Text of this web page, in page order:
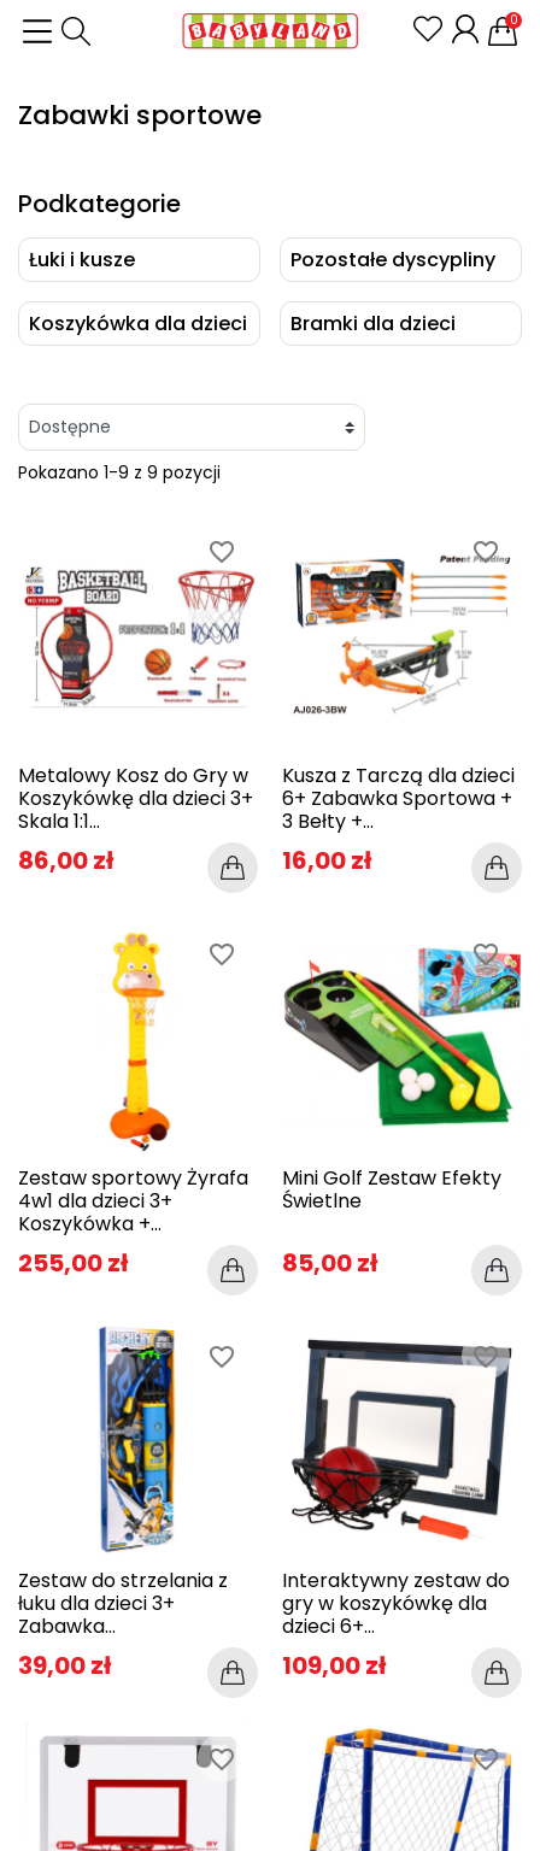
0
Zabawki sportowe
Podkategorie
Łuki i kusze Pozostałe dyscypliny
Koszykówka dla dzieci Bramki dla dzieci
Pokazano 1-9 z 9 pozycji
favorite_border
Metalowy Kosz do Gry w
Koszykówkę dla dzieci 3+
Skala 1:1...
86,00 zł
favorite_border
Kusza z Tarczą dla dzieci
6+ Zabawka Sportowa +
3 Bełty +...
16,00 zł
favorite_border
Zestaw sportowy Żyrafa
4w1 dla dzieci 3+
Koszykówka +...
255,00 zł
favorite_border
Mini Golf Zestaw Efekty
Świetlne
85,00 zł
favorite_border
Zestaw do strzelania z
łuku dla dzieci 3+
Zabawka...
39,00 zł
favorite_border
Interaktywny zestaw do
gry w koszykówkę dla
dzieci 6+...
109,00 zł
favorite_border favorite_border